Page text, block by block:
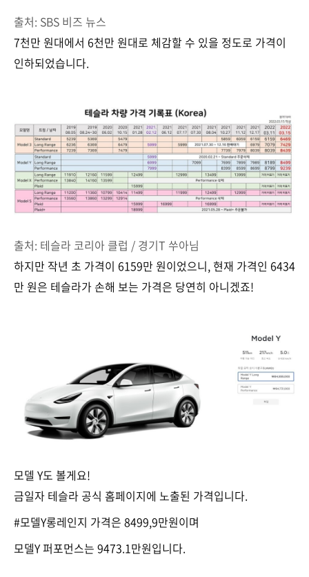
출처: SBS 비즈 뉴스
7천만 원대에서 6천만 원대로 체감할 수 있을 정도로 가격이
인하되었습니다.
출처: 테슬라 코리아 클럽 / 경기T 쑤아님
하지만 작년 초 가격이 6159만 원이었으니, 현재 가격인 6434
만 원은 테슬라가 손해 보는 가격은 당연히 아니겠죠!
모델 Y도 볼게요!
금일자 테슬라 공식 홈페이지에 노출된 가격입니다.
#모델Y롱레인지 가격은 8499,9만원이며
모델Y 퍼포먼스는 9473.1만원입니다.